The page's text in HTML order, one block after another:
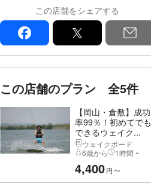
この店舗をシェアする
facebook
この店舗のプラン 全5件
【岡山・倉敷】成功
率99％！初めてでも
できるウェイク...
ウェイクボード
6歳から
1時間 ~
4,400円 〜